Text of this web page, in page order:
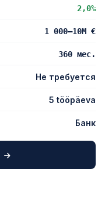
2,0%
1 000–10M €
360 мес.
Не требуется
5 tööpäeva
Банк